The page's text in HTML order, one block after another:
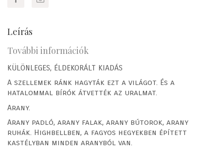
Leírás
További információk
KÜLÖNLEGES, ÉLDEKORÁLT KIADÁS
A szellemek ránk hagyták ezt a világot. És a
hatalommal bírók átvették az uralmat.
Arany.
Arany padló, arany falak, arany bútorok, arany
ruhák. Highbellben, a fagyos hegyekben épített
kastélyban minden aranyból van.